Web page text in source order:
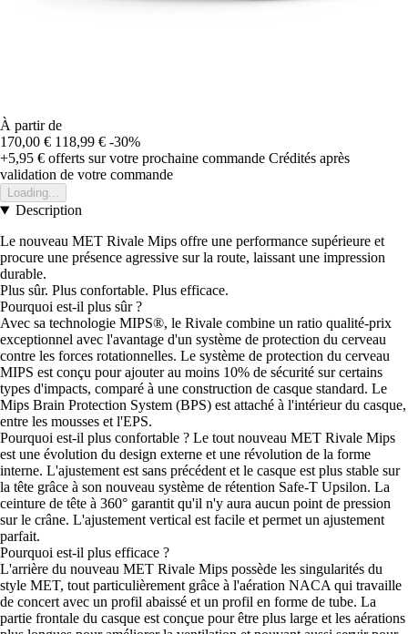
À partir de
170,00 € 118,99 € -30%
+5,95 € offerts sur votre prochaine commande Crédités après
validation de votre commande
Loading...
Description
Le nouveau MET Rivale Mips offre une performance supérieure et
procure une présence agressive sur la route, laissant une impression
durable.
Plus sûr. Plus confortable. Plus efficace.
Pourquoi est-il plus sûr ?
Avec sa technologie MIPS®, le Rivale combine un ratio qualité-prix
exceptionnel avec l'avantage d'un système de protection du cerveau
contre les forces rotationnelles. Le système de protection du cerveau
MIPS est conçu pour ajouter au moins 10% de sécurité sur certains
types d'impacts, comparé à une construction de casque standard. Le
Mips Brain Protection System (BPS) est attaché à l'intérieur du casque,
entre les mousses et l'EPS.
Pourquoi est-il plus confortable ? Le tout nouveau MET Rivale Mips
est une évolution du design externe et une révolution de la forme
interne. L'ajustement est sans précédent et le casque est plus stable sur
la tête grâce à son nouveau système de rétention Safe-T Upsilon. La
ceinture de tête à 360° garantit qu'il n'y aura aucun point de pression
sur le crâne. L'ajustement vertical est facile et permet un ajustement
parfait.
Pourquoi est-il plus efficace ?
L'arrière du nouveau MET Rivale Mips possède les singularités du
style MET, tout particulièrement grâce à l'aération NACA qui travaille
de concert avec un profil abaissé et un profil en forme de tube. La
partie frontale du casque est conçue pour être plus large et les aérations